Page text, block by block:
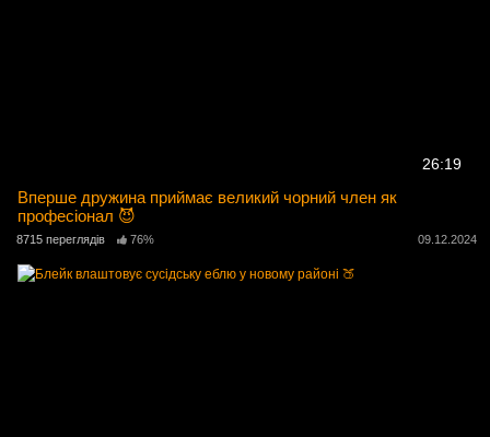
26:19
Вперше дружина приймає великий чорний член як
професіонал 😈
8715 переглядів 76% 09.12.2024